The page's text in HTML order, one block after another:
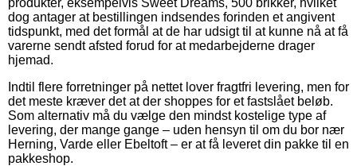
dog antager at bestillingen indsendes forinden et angivent
tidspunkt, med det formål at de har udsigt til at kunne nå at få
varerne sendt afsted forud for at medarbejderne drager
hjemad.
Indtil flere forretninger på nettet lover fragtfri levering, men for
det meste kræver det at der shoppes for et fastslået beløb.
Som alternativ må du vælge den mindst kostelige type af
levering, der mange gange – uden hensyn til om du bor nær
Herning, Varde eller Ebeltoft – er at få leveret din pakke til en
pakkeshop.